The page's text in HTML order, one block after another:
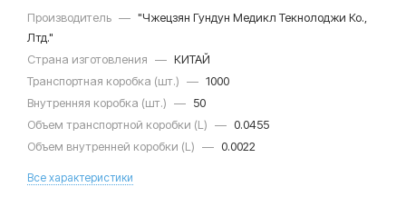
Производитель — "Чжецзян Гундун Медикл Текнолоджи Ко.,
Лтд."
Страна изготовления — КИТАЙ
Транспортная коробка (шт.) — 1000
Внутренняя коробка (шт.) — 50
Объем транспортной коробки (L) — 0.0455
Объем внутренней коробки (L) — 0.0022
Все характеристики